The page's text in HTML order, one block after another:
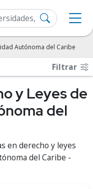
Autónoma del Caribe
Filtrar
y Leyes de
del
en derecho y leyes
del Caribe -